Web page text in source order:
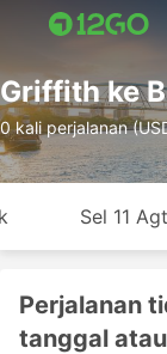
Griffith ke
0 kali perjalanan
Sel 11 Agt
Perjalanan
tanggal